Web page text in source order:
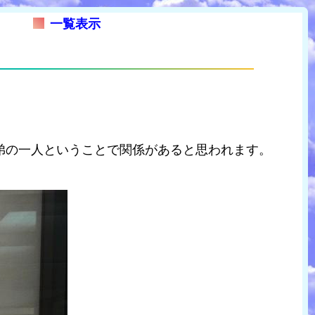
一覧表示
一人ということで関係があると思われます。